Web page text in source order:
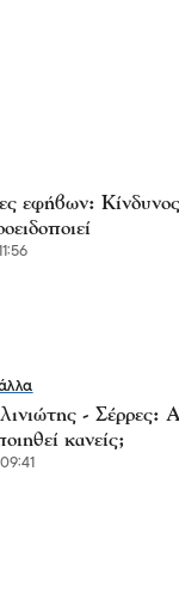
εφήβων:
- Σέρρες:
κανείς;